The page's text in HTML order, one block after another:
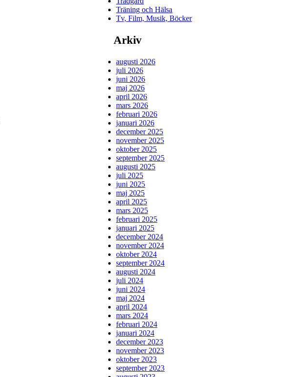
Träning och Hälsa
Tv, Film, Musik, Böcker
Arkiv
augusti 2026
juli 2026
juni 2026
maj 2026
april 2026
mars 2026
februari 2026
januari 2026
december 2025
november 2025
oktober 2025
september 2025
augusti 2025
juli 2025
juni 2025
maj 2025
april 2025
mars 2025
februari 2025
januari 2025
december 2024
november 2024
oktober 2024
september 2024
augusti 2024
juli 2024
juni 2024
maj 2024
april 2024
mars 2024
februari 2024
januari 2024
december 2023
november 2023
oktober 2023
september 2023